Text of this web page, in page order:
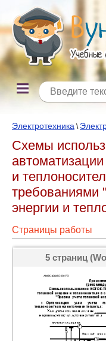
Электротехника \
Схемы
и
требованиями
энергии и
Страницы работы
5 страниц